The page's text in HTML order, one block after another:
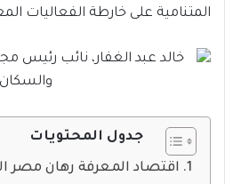
المتنامية على خارطة الفعاليات
جدول المحتويات
اقتصاد المعرفة رهان مصر